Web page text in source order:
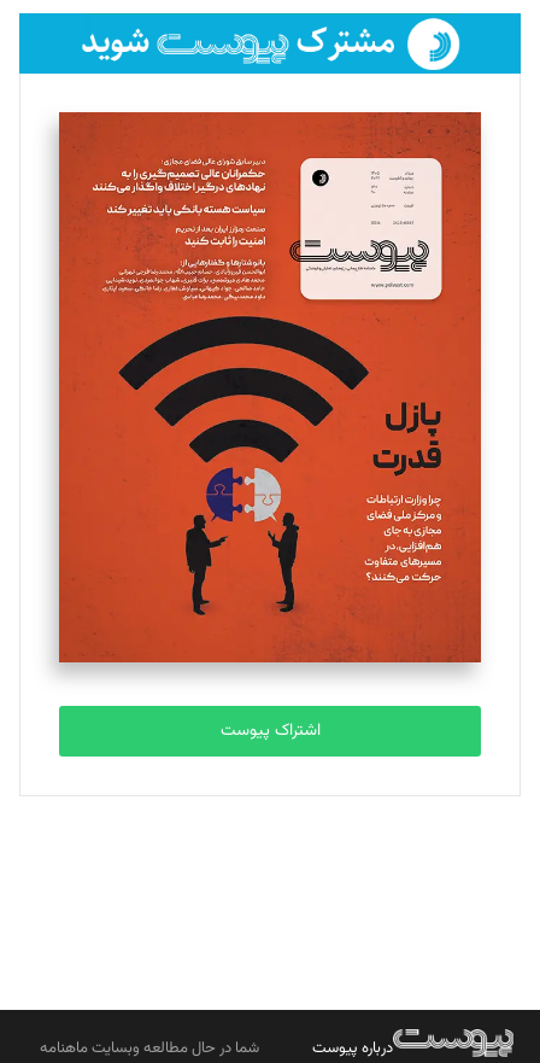
فائزه فتحی رستمی
تحریریه
سروش کرمیان
تحریریه
مینا پاکدل
یسنا امان‌پور
تحریریه
ملینا جعفری
تحریریه
مصطفی مسجدی آرانی
تحریریه
بابک نقاش
تحریریه
اشتراک پیوست
درباره پیوست
شما در حال مطالعه وبسایت ماهنامه